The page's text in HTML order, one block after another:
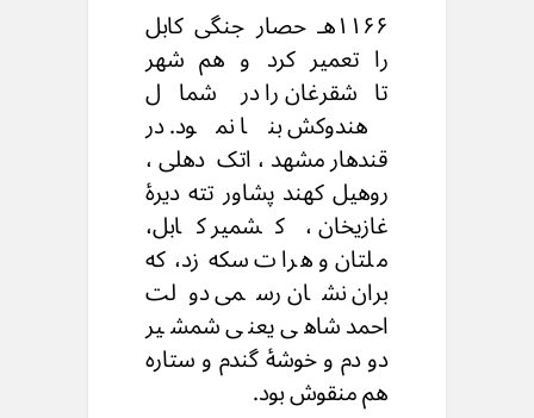
۱۱۶۶هـ حصار جنگی کابل
را تعمیر کرد و هم شهر
تاشقرغان را در شمال
هندوکش بنا نمود. در
قندهار مشهد، اتک دهلی،
روهیل کهند پشاور تته دیرۀ
غازیخان ، کشمیر کابل،
ملتان و هرات سکه زد، که
بران نشان رسمی دولت
احمد شاهی یعنی شمشیر
دو دم و خوشۀ گندم و ستاره
هم منقوش بود.